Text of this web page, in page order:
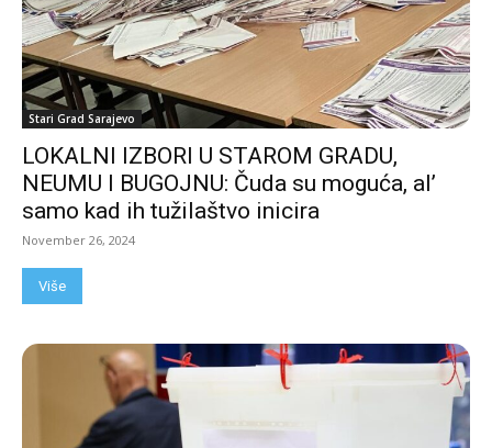
Stari Grad Sarajevo
LOKALNI IZBORI U STAROM GRADU,
NEUMU I BUGOJNU: Čuda su moguća, al’
samo kad ih tužilaštvo inicira
November 26, 2024
Više